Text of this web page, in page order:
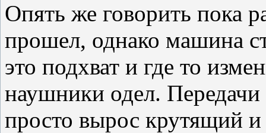
Опять же говорить пока
прошел, однако машина
это подхват и где то
наушники одел.
просто вырос крутящий